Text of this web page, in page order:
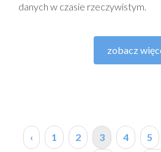
danych w czasie rzeczywistym.
zobacz
‹ 1 2 3 4 5